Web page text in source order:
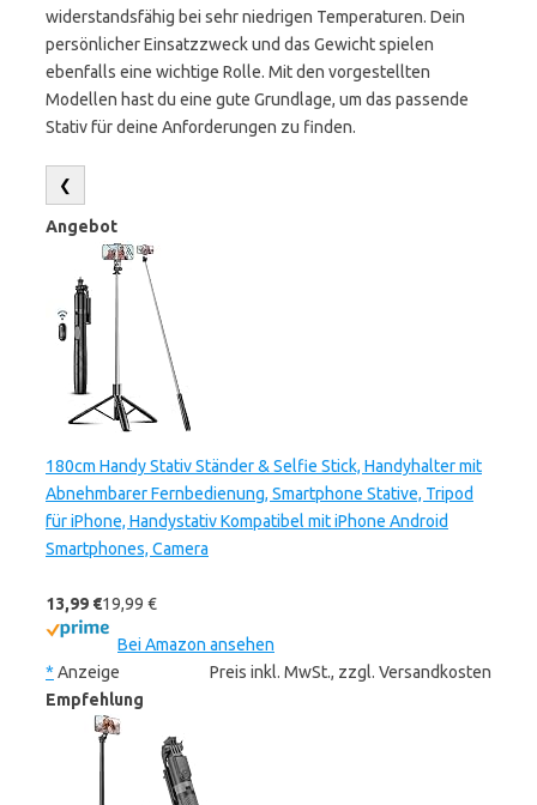
widerstandsfähig bei sehr niedrigen Temperaturen. Dein
persönlicher Einsatzzweck und das Gewicht spielen
ebenfalls eine wichtige Rolle. Mit den vorgestellten
Modellen hast du eine gute Grundlage, um das passende
Stativ für deine Anforderungen zu finden.
❮
Angebot
180cm Handy Stativ Ständer & Selfie Stick, Handyhalter mit
Abnehmbarer Fernbedienung, Smartphone Stative, Tripod
für iPhone, Handystativ Kompatibel mit iPhone Android
Smartphones, Camera
13,99 €19,99 €
Bei Amazon ansehen
* Anzeige
Preis inkl. MwSt., zzgl. Versandkosten
Empfehlung